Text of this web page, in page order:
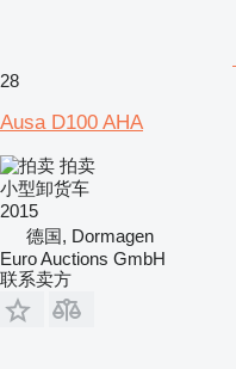
28
Ausa D100 AHA
拍卖
小型卸货车
2015
德国, Dormagen
Euro Auctions GmbH
联系卖方